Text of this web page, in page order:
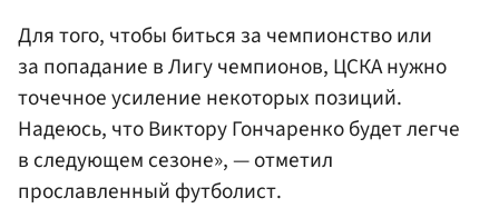
Для того, чтобы биться за чемпионство или
за попадание в Лигу чемпионов, ЦСКА нужно
точечное усиление некоторых позиций.
Надеюсь, что Виктору Гончаренко будет легче
в следующем сезоне», — отметил
прославленный футболист.